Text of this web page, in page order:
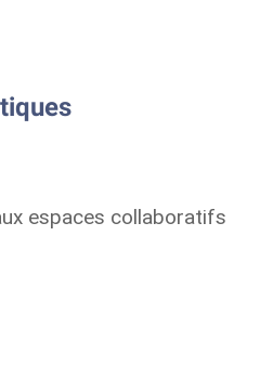
espaces collaboratifs